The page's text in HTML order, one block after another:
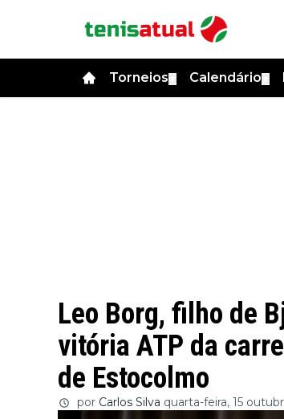
Torneios Calendário
Leo Borg, filho de
vitória ATP da
de Estocolmo
por Carlos Silva quarta-feira, 15